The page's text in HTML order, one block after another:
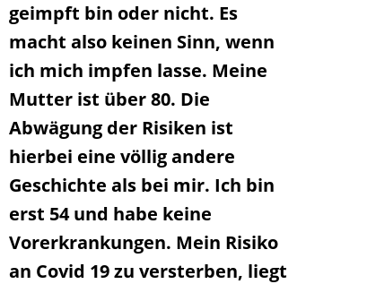
geimpft bin oder nicht. Es
macht also keinen Sinn, wenn
ich mich impfen lasse. Meine
Mutter ist über 80. Die
Abwägung der Risiken ist
hierbei eine völlig andere
Geschichte als bei mir. Ich bin
erst 54 und habe keine
Vorerkrankungen. Mein Risiko
an Covid 19 zu versterben, liegt